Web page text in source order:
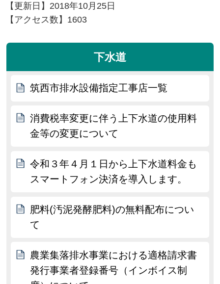
【更新日】 2018年10月25日
【アクセス数】 1603
下水道
筑西市排水設備指定工事店一覧
消費税率変更に伴う上下水道の使用料
金等の変更について
令和３年４月１日から上下水道料金も
スマートフォン決済を導入します。
肥料(汚泥発酵肥料)の無料配布につい
て
農業集落排水事業における適格請求書
発行事業者登録番号（インボイス制